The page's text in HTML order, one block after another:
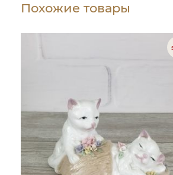
Похожие товары